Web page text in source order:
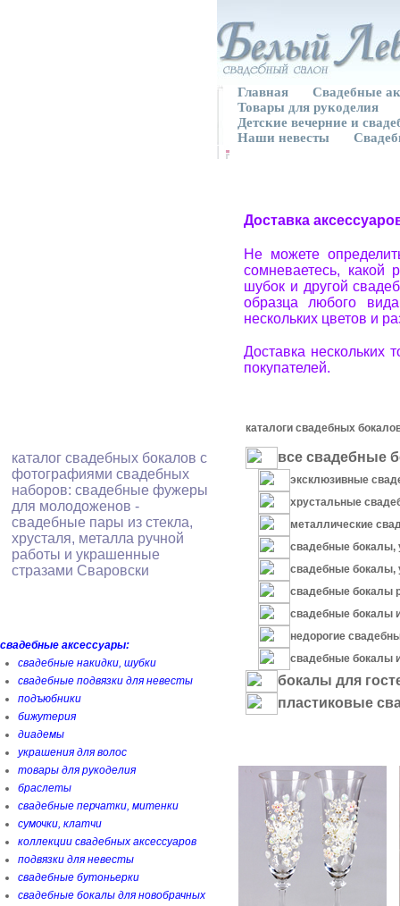
каталог свадебных бокалов с
фотографиями свадебных
наборов: свадебные фужеры
для молодоженов -
свадебные пары из стекла,
хрусталя, металла ручной
работы и украшенные
стразами Сваровски
свадебные аксессуары:
свадебные накидки, шубки
свадебные подвязки для невесты
подъюбники
бижутерия
диадемы
украшения для волос
товары для рукоделия
браслеты
свадебные перчатки, митенки
сумочки, клатчи
коллекции свадебных аксессуаров
подвязки для невесты
свадебные бутоньерки
свадебные бокалы для новобрачных
Главная
Свадебные
Товары для рукоделия
Детские вечерние и
Наши невесты
Доставка
Не можете
сомневаетесь, какой
шубок и другой
образца любого
нескольких цветов и
Доставка нескольких
покупателей.
каталоги свадебных
все свадебные
эксклюзивные
хрустальные
металлические
свадебные бокалы,
свадебные бокалы,
свадебные бокалы
свадебные бокалы
недорогие
свадебные бокалы
бокалы для
пластиковые